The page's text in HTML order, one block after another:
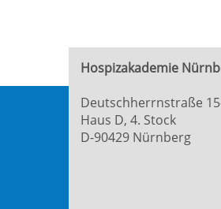
Hospizakademie
Deutschherrnstraße
Haus D, 4. Stock
D-90429 Nürnberg